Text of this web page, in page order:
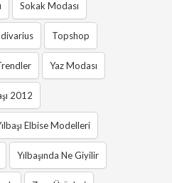
Sokak Modası
Topshop
Yaz Modası
2012
Elbise Modelleri
Yılbaşında Ne Giyilir